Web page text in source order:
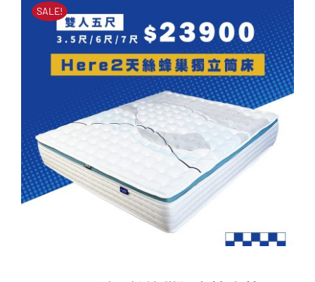
價
格：
NT$51,000。
價
格：
NT$23,900。
格：
NT$51,000。
格：
NT$23,900。
SALE!